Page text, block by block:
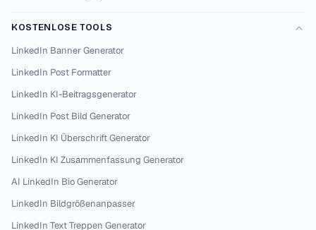
KOSTENLOSE TOOLS
LinkedIn Banner Generator
LinkedIn Post Formatter
LinkedIn KI-Beitragsgenerator
LinkedIn Post Bild Generator
LinkedIn KI Überschrift Generator
LinkedIn KI Zusammenfassung Generator
AI LinkedIn Bio Generator
LinkedIn Bildgrößenanpasser
LinkedIn Text Treppen Generator